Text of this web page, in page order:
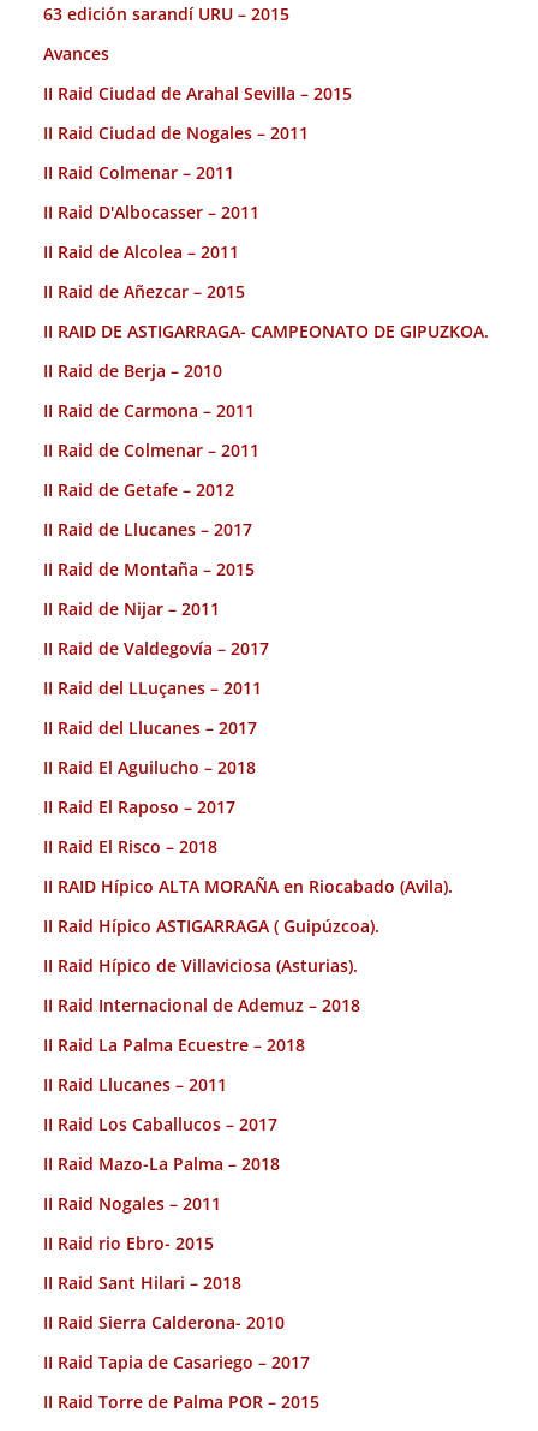
63 edición sarandí URU – 2015
Avances
II Raid Ciudad de Arahal Sevilla – 2015
II Raid Ciudad de Nogales – 2011
II Raid Colmenar – 2011
II Raid D'Albocasser – 2011
II Raid de Alcolea – 2011
II Raid de Añezcar – 2015
II RAID DE ASTIGARRAGA- CAMPEONATO DE GIPUZKOA.
II Raid de Berja – 2010
II Raid de Carmona – 2011
II Raid de Colmenar – 2011
II Raid de Getafe – 2012
II Raid de Llucanes – 2017
II Raid de Montaña – 2015
II Raid de Nijar – 2011
II Raid de Valdegovía – 2017
II Raid del LLuçanes – 2011
II Raid del Llucanes – 2017
II Raid El Aguilucho – 2018
II Raid El Raposo – 2017
II Raid El Risco – 2018
II RAID Hípico ALTA MORAÑA en Riocabado (Avila).
II Raid Hípico ASTIGARRAGA ( Guipúzcoa).
II Raid Hípico de Villaviciosa (Asturias).
II Raid Internacional de Ademuz – 2018
II Raid La Palma Ecuestre – 2018
II Raid Llucanes – 2011
II Raid Los Caballucos – 2017
II Raid Mazo-La Palma – 2018
II Raid Nogales – 2011
II Raid rio Ebro- 2015
II Raid Sant Hilari – 2018
II Raid Sierra Calderona- 2010
II Raid Tapia de Casariego – 2017
II Raid Torre de Palma POR – 2015